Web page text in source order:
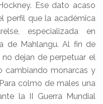
Ese dato acaso
perfil que la académica
especializada en
de Mahlangu. Al fin de
dejan de perpetuar el
cambiando monarcas y
colmo de males una
la II Guerra Mundial